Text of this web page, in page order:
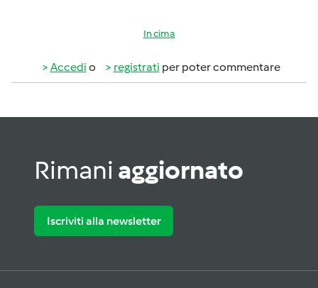
In cima
Accedi o registrati per poter commentare
Rimani aggiornato
Iscriviti alla newsletter